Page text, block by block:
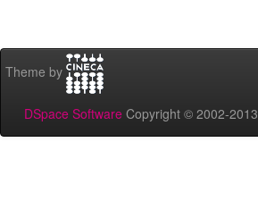
Theme by
DSpace Software Copyright © 2002-2013